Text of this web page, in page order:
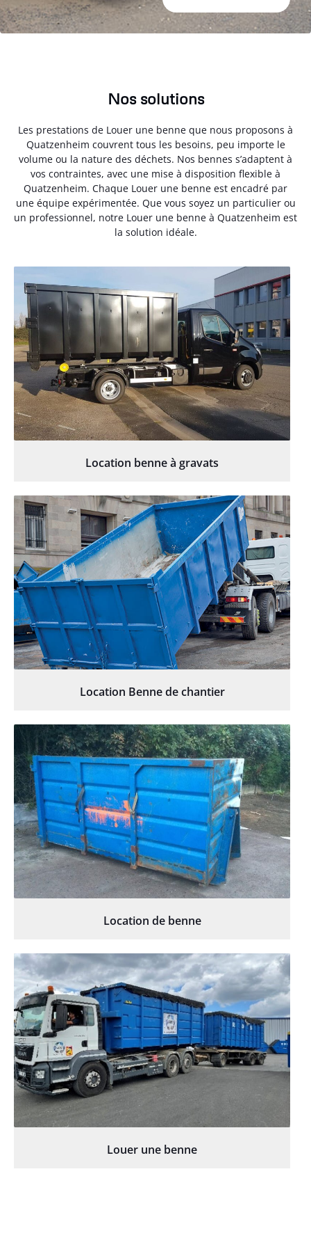
Nos solutions
Les prestations de Louer une benne que nous proposons à
Quatzenheim couvrent tous les besoins, peu importe le
volume ou la nature des déchets. Nos bennes s’adaptent à
vos contraintes, avec une mise à disposition flexible à
Quatzenheim. Chaque Louer une benne est encadré par
une équipe expérimentée. Que vous soyez un particulier ou
un professionnel, notre Louer une benne à Quatzenheim est
la solution idéale.
Location benne à gravats
Location Benne de chantier
Location de benne
Louer une benne